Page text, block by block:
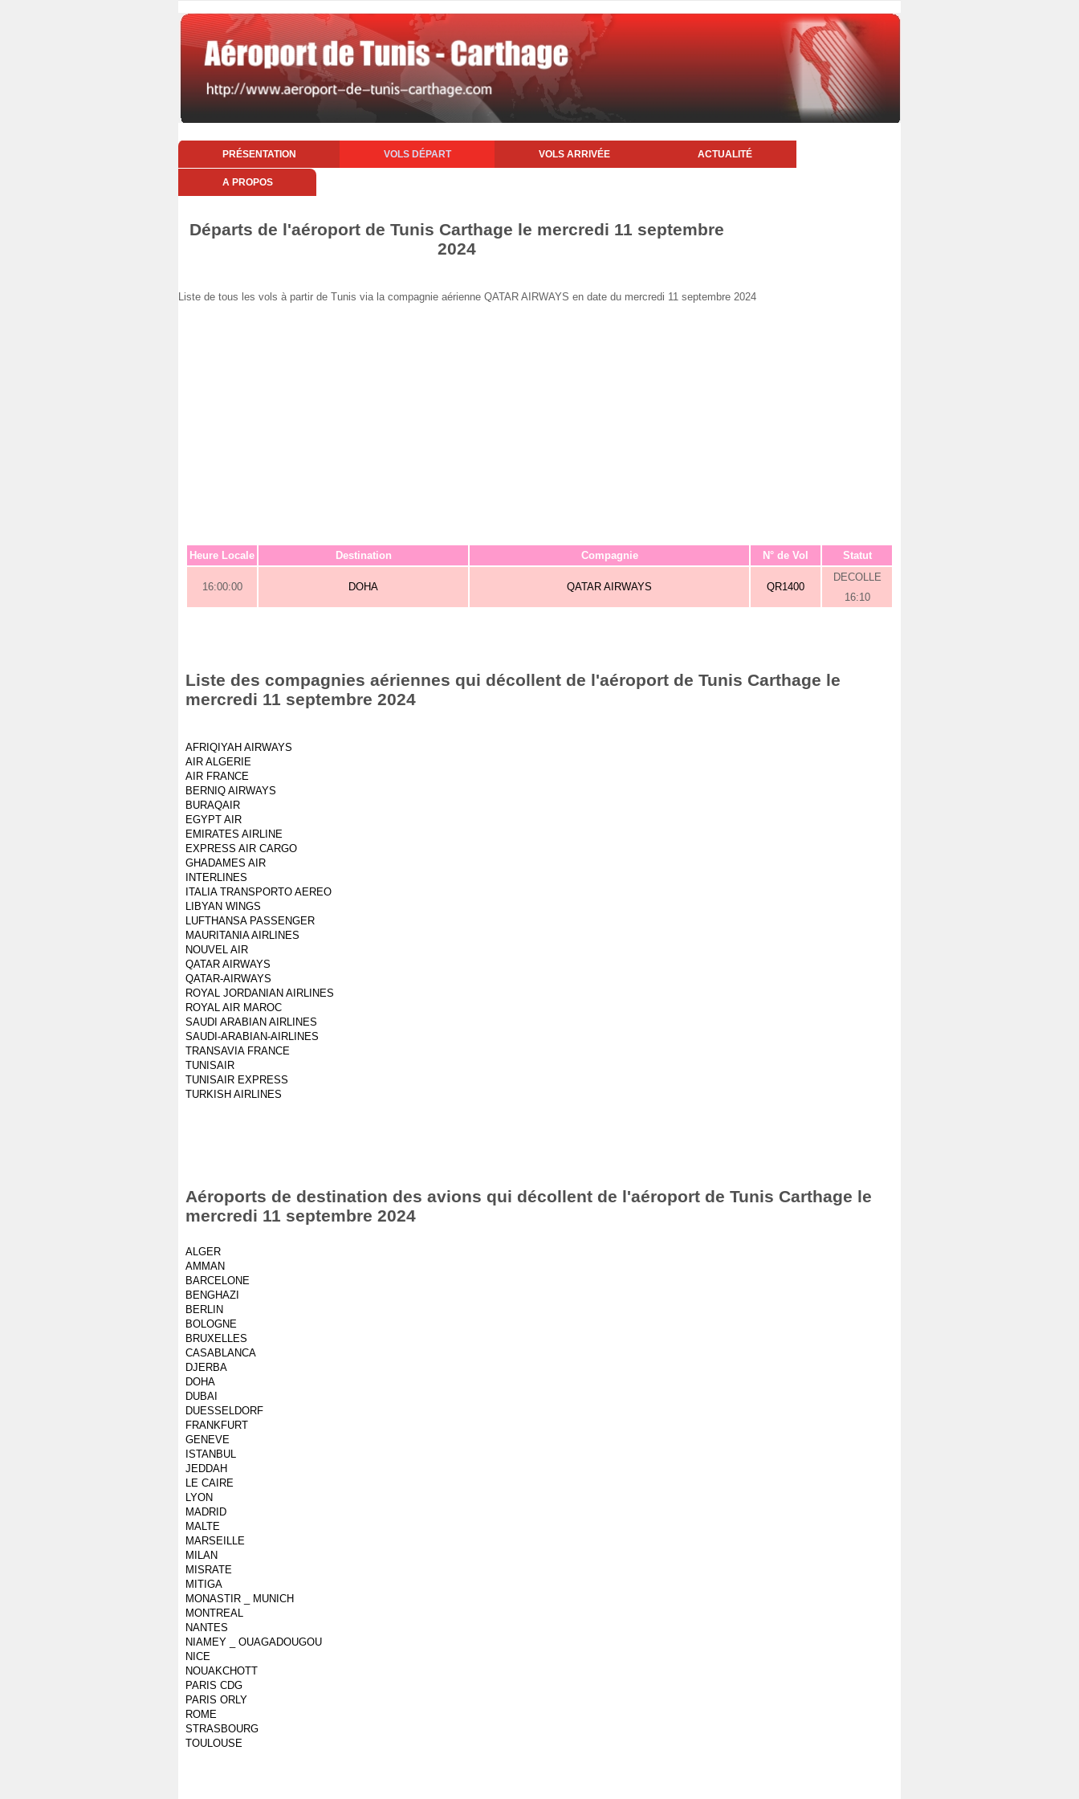
PRÉSENTATION VOLS DÉPART VOLS ARRIVÉE ACTUALITÉ
A PROPOS
Départs de l'aéroport de Tunis Carthage le mercredi 11 septembre
2024
Liste de tous les vols à partir de Tunis via la compagnie aérienne QATAR AIRWAYS en date du mercredi 11 septembre 2024
Heure Locale Destination Compagnie N° de Vol Statut
16:00:00 DOHA QATAR AIRWAYS QR1400
DECOLLE
16:10
Liste des compagnies aériennes qui décollent de l'aéroport de Tunis Carthage le
mercredi 11 septembre 2024
AFRIQIYAH AIRWAYS
AIR ALGERIE
AIR FRANCE
BERNIQ AIRWAYS
BURAQAIR
EGYPT AIR
EMIRATES AIRLINE
EXPRESS AIR CARGO
GHADAMES AIR
INTERLINES
ITALIA TRANSPORTO AEREO
LIBYAN WINGS
LUFTHANSA PASSENGER
MAURITANIA AIRLINES
NOUVEL AIR
QATAR AIRWAYS
QATAR-AIRWAYS
ROYAL JORDANIAN AIRLINES
ROYAL AIR MAROC
SAUDI ARABIAN AIRLINES
SAUDI-ARABIAN-AIRLINES
TRANSAVIA FRANCE
TUNISAIR
TUNISAIR EXPRESS
TURKISH AIRLINES
Aéroports de destination des avions qui décollent de l'aéroport de Tunis Carthage le
mercredi 11 septembre 2024
ALGER
AMMAN
BARCELONE
BENGHAZI
BERLIN
BOLOGNE
BRUXELLES
CASABLANCA
DJERBA
DOHA
DUBAI
DUESSELDORF
FRANKFURT
GENEVE
ISTANBUL
JEDDAH
LE CAIRE
LYON
MADRID
MALTE
MARSEILLE
MILAN
MISRATE
MITIGA
MONASTIR _ MUNICH
MONTREAL
NANTES
NIAMEY _ OUAGADOUGOU
NICE
NOUAKCHOTT
PARIS CDG
PARIS ORLY
ROME
STRASBOURG
TOULOUSE